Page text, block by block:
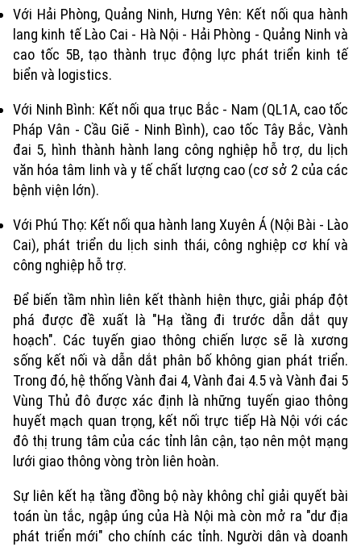
Với Hải Phòng, Quảng Ninh, Hưng Yên: Kết nối qua hành
lang kinh tế Lào Cai - Hà Nội - Hải Phòng - Quảng Ninh và
cao tốc 5B, tạo thành trục động lực phát triển kinh tế
biển và logistics.
Với Ninh Bình: Kết nối qua trục Bắc - Nam (QL1A, cao tốc
Pháp Vân - Cầu Giẽ - Ninh Bình), cao tốc Tây Bắc, Vành
đai 5, hình thành hành lang công nghiệp hỗ trợ, du lịch
văn hóa tâm linh và y tế chất lượng cao (cơ sở 2 của các
bệnh viện lớn).
Với Phú Thọ: Kết nối qua hành lang Xuyên Á (Nội Bài - Lào
Cai), phát triển du lịch sinh thái, công nghiệp cơ khí và
công nghiệp hỗ trợ.
Để biến tầm nhìn liên kết thành hiện thực, giải pháp đột
phá được đề xuất là "Hạ tầng đi trước dẫn dắt quy
hoạch". Các tuyến giao thông chiến lược sẽ là xương
sống kết nối và dẫn dắt phân bố không gian phát triển.
Trong đó, hệ thống Vành đai 4, Vành đai 4.5 và Vành đai 5
Vùng Thủ đô được xác định là những tuyến giao thông
huyết mạch quan trọng, kết nối trực tiếp Hà Nội với các
đô thị trung tâm của các tỉnh lân cận, tạo nên một mạng
lưới giao thông vòng tròn liên hoàn.
Sự liên kết hạ tầng đồng bộ này không chỉ giải quyết bài
toán ùn tắc, ngập úng của Hà Nội mà còn mở ra "dư địa
phát triển mới" cho chính các tỉnh. Người dân và doanh